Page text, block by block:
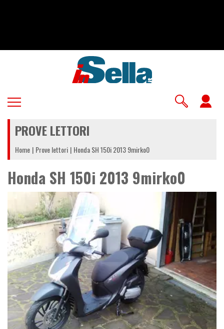
PROVE LETTORI
Home Prove lettori Honda SH 150i 2013 9mirko0
Honda SH 150i 2013 9mirko0